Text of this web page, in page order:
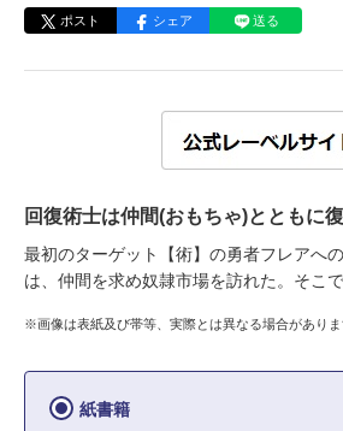
ポスト シェア 送る
回復術士は仲間(おもちゃ)とともに
最初のターゲット【術】の勇者フレアへ
は、仲間を求め奴隷市場を訪れた。そこ
※画像は表紙及び帯等、実際とは異なる場合がありま
紙書籍